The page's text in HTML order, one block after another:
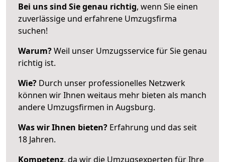
Bei uns sind Sie genau richtig, wenn Sie einen
zuverlässige und erfahrene Umzugsfirma
suchen!
Warum?Weil unser Umzugsservice für Sie genau
richtig ist.
Wie? Durch unser professionelles Netzwerk
können wir Ihnen weitaus mehr bieten als manch
andere Umzugsfirmen in Augsburg.
Was wir Ihnen bieten? Erfahrung und das seit
18 Jahren.
Kompetenz, da wir die Umzugsexperten für Ihre